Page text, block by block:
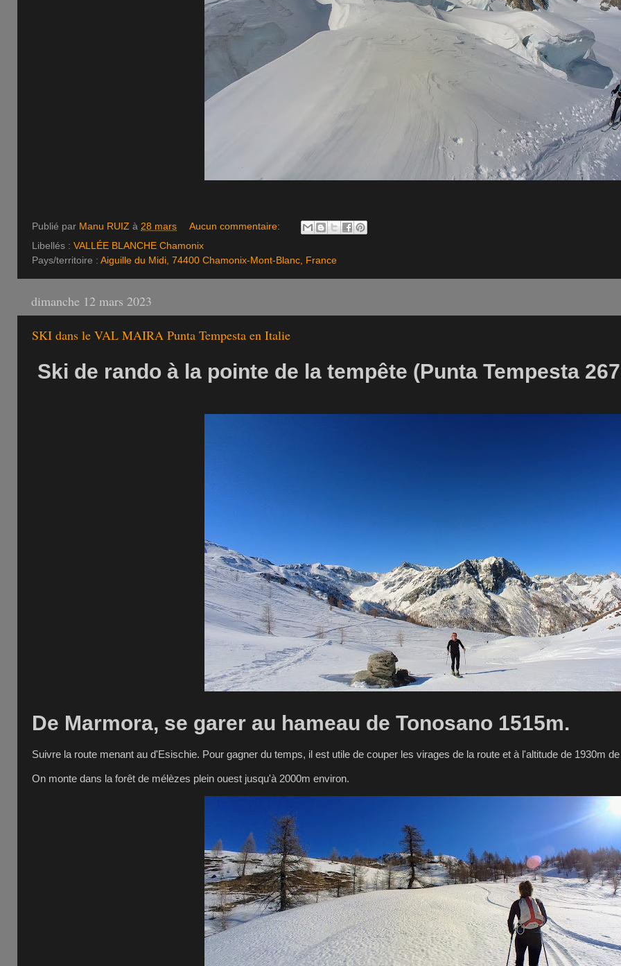
Publié par Manu RUIZ à 28 mars
Aucun commentaire:
Libellés : VALLÉE BLANCHE Chamonix
Pays/territoire : Aiguille du Midi, 74400 Chamonix-Mont-Blanc, France
dimanche 12 mars 2023
SKI dans le VAL MAIRA Punta Tempesta en Italie
Ski de rando à la pointe de la tempête (Punta Tempesta
De Marmora, se garer au hameau de Tonosano 1515m.
Suivre la route menant au d'Esischie. Pour gagner du temps, il est utile de couper les virages de la route et à l'altitude de 1930m de
On monte dans la forêt de mélèzes plein ouest jusqu'à 2000m environ.